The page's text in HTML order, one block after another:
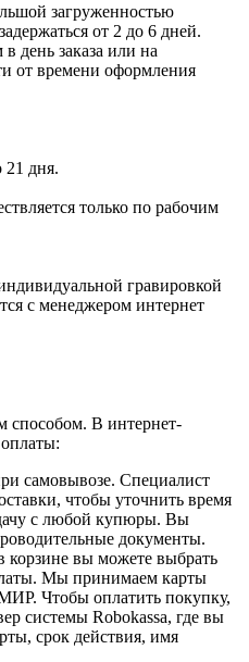
загруженностью
от 2 до 6 дней.
день заказа или на
от времени оформления
21 дня.
только по рабочим
гравировкой
с менеджером интернет
способом. В интернет-
самовывозе. Специалист
чтобы уточнить время
с любой купюры. Вы
документы.
корзине вы можете выбрать
Мы принимаем карты
Чтобы оплатить покупку,
системы Robokassa, где вы
срок действия, имя